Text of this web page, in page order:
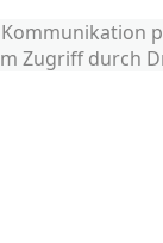
Zugriff durch